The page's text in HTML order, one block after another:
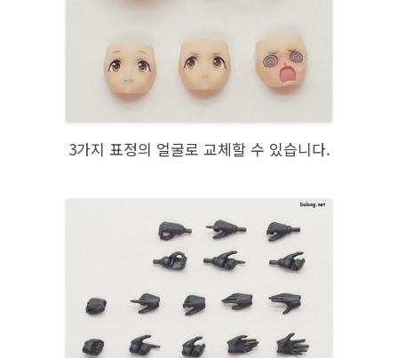
3가지 표정의 얼굴로 교체할 수 있습니다.